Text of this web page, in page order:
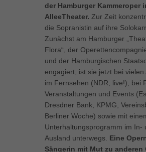
der Hamburger Kammeroper
AlleeTheater. Zur Zeit
die Sopranistin auf ihre
Zunächst am Hamburger
Flora“, der
und der Hamburgischen
engagiert, ist sie jetzt bei vielen
im Fernsehen (NDR, live!), bei
Veranstaltungen und Events
Dresdner Bank, KPMG,
Berliner Woche) sowie mit
Unterhaltungsprogramm im In-
Ausland unterwegs. Eine
Sängerin mit Mut zu anderen